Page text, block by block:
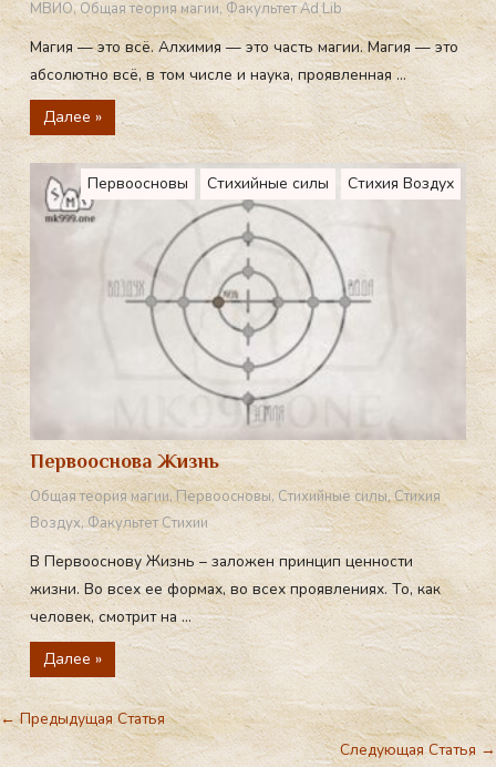
МВИО,Общая теория магии, Факультет Ad Lib
Магия — это всё. Алхимия — это часть магии. Магия — это
абсолютно всё, в том числе и наука, проявленная ...
Далее »
Первоосновы Стихийные силы Стихия Воздух
Первооснова Жизнь
Общая теория магии,Первоосновы,Стихийные силы,Стихия
Воздух,Факультет Стихии
В Первооснову Жизнь – заложен принцип ценности
жизни. Во всех ее формах, во всех проявлениях. То, как
человек, смотрит на ...
Далее »
←Предыдущая Статья
Следующая Статья →